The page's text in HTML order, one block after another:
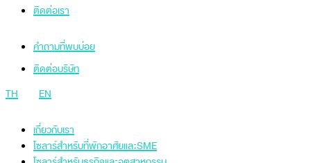
ติดต่อเรา
คำถามที่พบบ่อย
ติดต่อบริษัท
TH
EN
เกี่ยวกับเรา
โซลาร์สำหรับที่พักอาศัยและSME